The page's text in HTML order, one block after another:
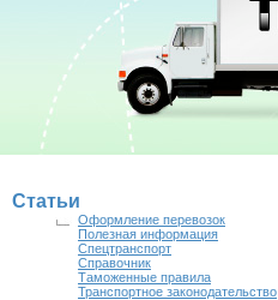
Статьи
Оформление перевозок
Полезная информация
Спецтранспорт
Справочник
Таможенные правила
Транспортное законодательство